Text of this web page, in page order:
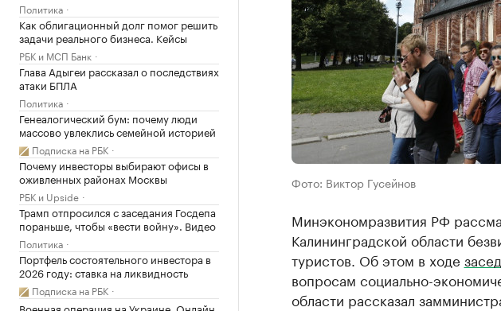
Политика
Как облигационный долг помог решить
задачи реального бизнеса. Кейсы
РБК и МСП Банк
Глава Адыгеи рассказал о последствиях
атаки БПЛА
Политика
Генеалогический бум: почему люди
массово увлеклись семейной историей
Подписка на РБК
Почему инвесторы выбирают офисы в
оживленных районах Москвы
РБК и Upside
Трамп отпросился с заседания Госдепа
пораньше, чтобы «вести войну». Видео
Политика
Портфель состоятельного инвестора в
2026 году: ставка на ликвидность
Подписка на РБК
Военная операция на Украине. Онлайн
Фото: Виктор Гусейнов
Минэкономразвития РФ
Калининградской области
туристов. Об этом в ходе
вопросам социально-
области рассказал